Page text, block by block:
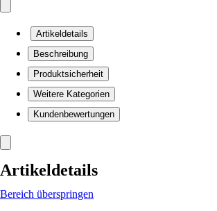
Artikeldetails
Beschreibung
Produktsicherheit
Weitere Kategorien
Kundenbewertungen
Artikeldetails
Bereich überspringen